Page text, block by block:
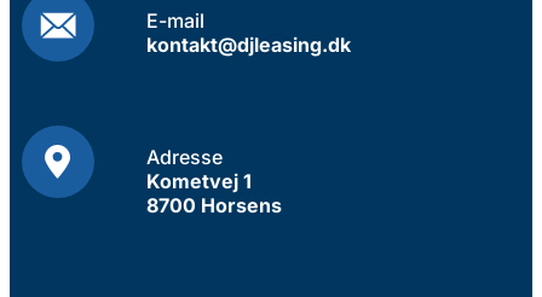
E-mail
kontakt@djleasing.dk
Adresse
Kometvej 1
8700 Horsens